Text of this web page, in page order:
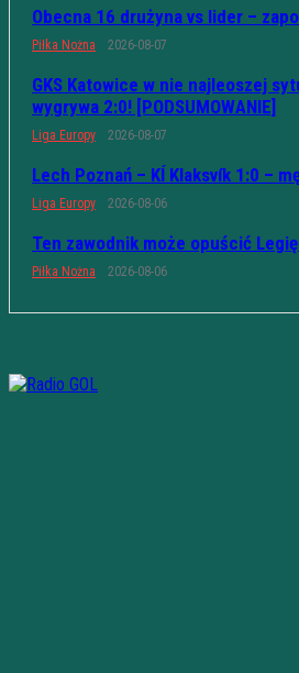
Obecna 16 drużyna vs lider –
Piłka Nożna 2026-08-07
GKS Katowice w nie najleoszej
wygrywa 2:0! [PODSUMOWANIE]
Liga Europy 2026-08-07
Lech Poznań – KÍ Klaksvík 1:0 –
Liga Europy 2026-08-06
Ten zawodnik może opuścić
Piłka Nożna 2026-08-06